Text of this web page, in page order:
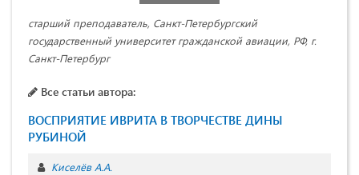
старший преподаватель, Санкт-Петербургский
государственный университет гражданской авиации, РФ, г.
Санкт-Петербург
Все статьи автора:
ВОСПРИЯТИЕ ИВРИТА В ТВОРЧЕСТВЕ ДИНЫ
РУБИНОЙ
Киселёв А.А.